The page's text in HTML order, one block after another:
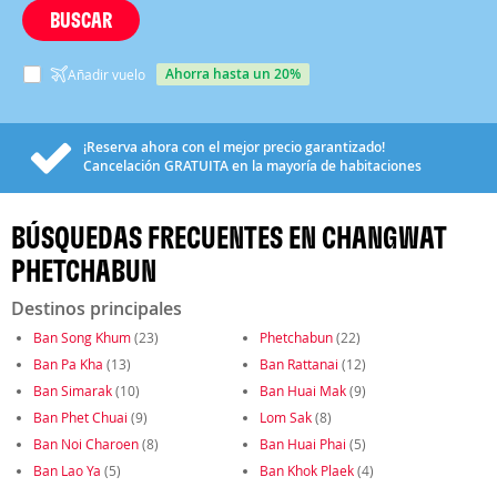
BUSCAR
Añadir vuelo ahorra hasta un 20%
¡Reserva ahora con el mejor precio garantizado!
Cancelación GRATUITAen la mayoría de habitaciones
BÚSQUEDAS FRECUENTES EN CHANGWAT
PHETCHABUN
Destinos principales
Ban Song Khum(23) Phetchabun(22)
Ban Pa Kha (13) Ban Rattanai (12)
Ban Simarak(10) Ban Huai Mak(9)
Ban Phet Chuai (9) Lom Sak(8)
Ban Noi Charoen(8) Ban Huai Phai (5)
Ban Lao Ya (5) Ban Khok Plaek(4)